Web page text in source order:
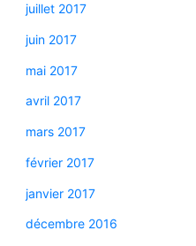
juillet 2017
juin 2017
mai 2017
avril 2017
mars 2017
février 2017
janvier 2017
décembre 2016